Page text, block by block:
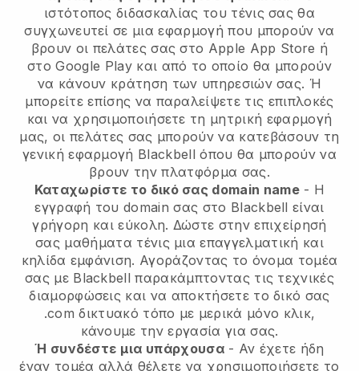
ιστότοπος διδασκαλίας του τένις σας θα
συγχωνευτεί σε μια εφαρμογή που μπορούν να
βρουν οι πελάτες σας στο Apple App Store ή
στο Google Play και από το οποίο θα μπορούν
να κάνουν κράτηση των υπηρεσιών σας. Ή
μπορείτε επίσης να παραλείψετε τις επιπλοκές
και να χρησιμοποιήσετε τη μητρική εφαρμογή
μας, οι πελάτες σας μπορούν να κατεβάσουν τη
γενική εφαρμογή Blackbell όπου θα μπορούν να
βρουν την πλατφόρμα σας.
Καταχωρίστε το δικό σας domain name- Η
εγγραφή του domain σας στο Blackbell είναι
γρήγορη και εύκολη. Δώστε στην επιχείρησή
σας μαθήματα τένις μια επαγγελματική και
κηλίδα εμφάνιση. Αγοράζοντας το όνομα τομέα
σας με Blackbell παρακάμπτοντας τις τεχνικές
διαμορφώσεις και να αποκτήσετε το δικό σας
.com δικτυακό τόπο με μερικά μόνο κλικ,
κάνουμε την εργασία για σας.
Ή συνδέστε μια υπάρχουσα- Αν έχετε ήδη
έναν τομέα αλλά θέλετε να χρησιμοποιήσετε το